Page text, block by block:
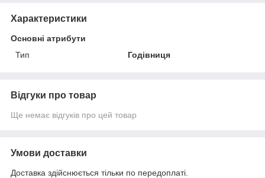
Характеристики
Основні атрибути
Тип
Годівниця
Відгуки про товар
Ще немає відгуків про цей товар
Умови доставки
Доставка здійснюється тільки по передоплаті.